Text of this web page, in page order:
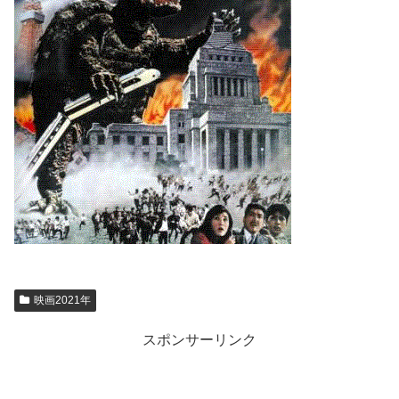
映画2021年
スポンサーリンク